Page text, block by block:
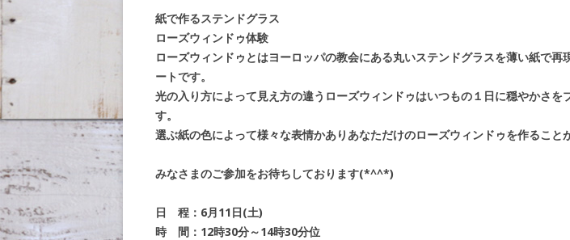
紙で作るステンドグラス
ローズウィンドゥ体験
ローズウィンドゥとはヨーロッパの教会にある丸いステンドグラスを薄い紙で再
ートです。
光の入り方によって見え方の違うローズウィンドゥはいつもの１日に穏やかさを
す。
選ぶ紙の色によって様々な表情かありあなただけのローズウィンドゥを作ること
みなさまのご参加をお待ちしております(*^^*)
日 程：6月11日(土)
時 間：12時30分～14時30分位